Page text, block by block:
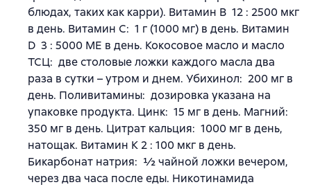
блюдах, таких как карри). Витамин B 12 : 2500 мкг
в день. Витамин С: 1 г (1000 мг) в день. Витамин
D 3 : 5000 МЕ в день. Кокосовое масло и масло
ТСЦ: две столовые ложки каждого масла два
раза в сутки – утром и днем. Убихинол: 200 мг в
день. Поливитамины: дозировка указана на
упаковке продукта. Цинк: 15 мг в день. Магний:
350 мг в день. Цитрат кальция: 1000 мг в день,
натощак. Витамин К 2 : 100 мкг в день.
Бикарбонат натрия: ½ чайной ложки вечером,
через два часа после еды. Никотинамида